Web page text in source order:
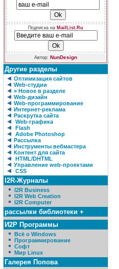
Подписка на MailList.Ru
Автор: NunDesign
Другие разделы
Оптимизация сайтов
Web-студии
» Новое в разделе
Web-дизайн
Web-программирование
Интернет-реклама
Раскрутка сайта
Web-графика
Flash
Adobe Photoshop
Рассылка
Инструменты вебмастера
Контент для сайта
HTML/DHTML
Управление web-проектами
CSS
I2R-Журналы
I2R Business
I2R Web Creation
I2R Computer
рассылки библиотеки +
И2Р Программы
Всё о Windows
Программирование
Софт
Мир Linux
Галерея Попова